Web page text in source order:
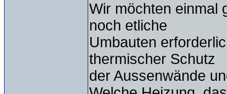
Wir möchten einmal
noch etliche
Umbauten
thermischer Schutz
der Aussenwände